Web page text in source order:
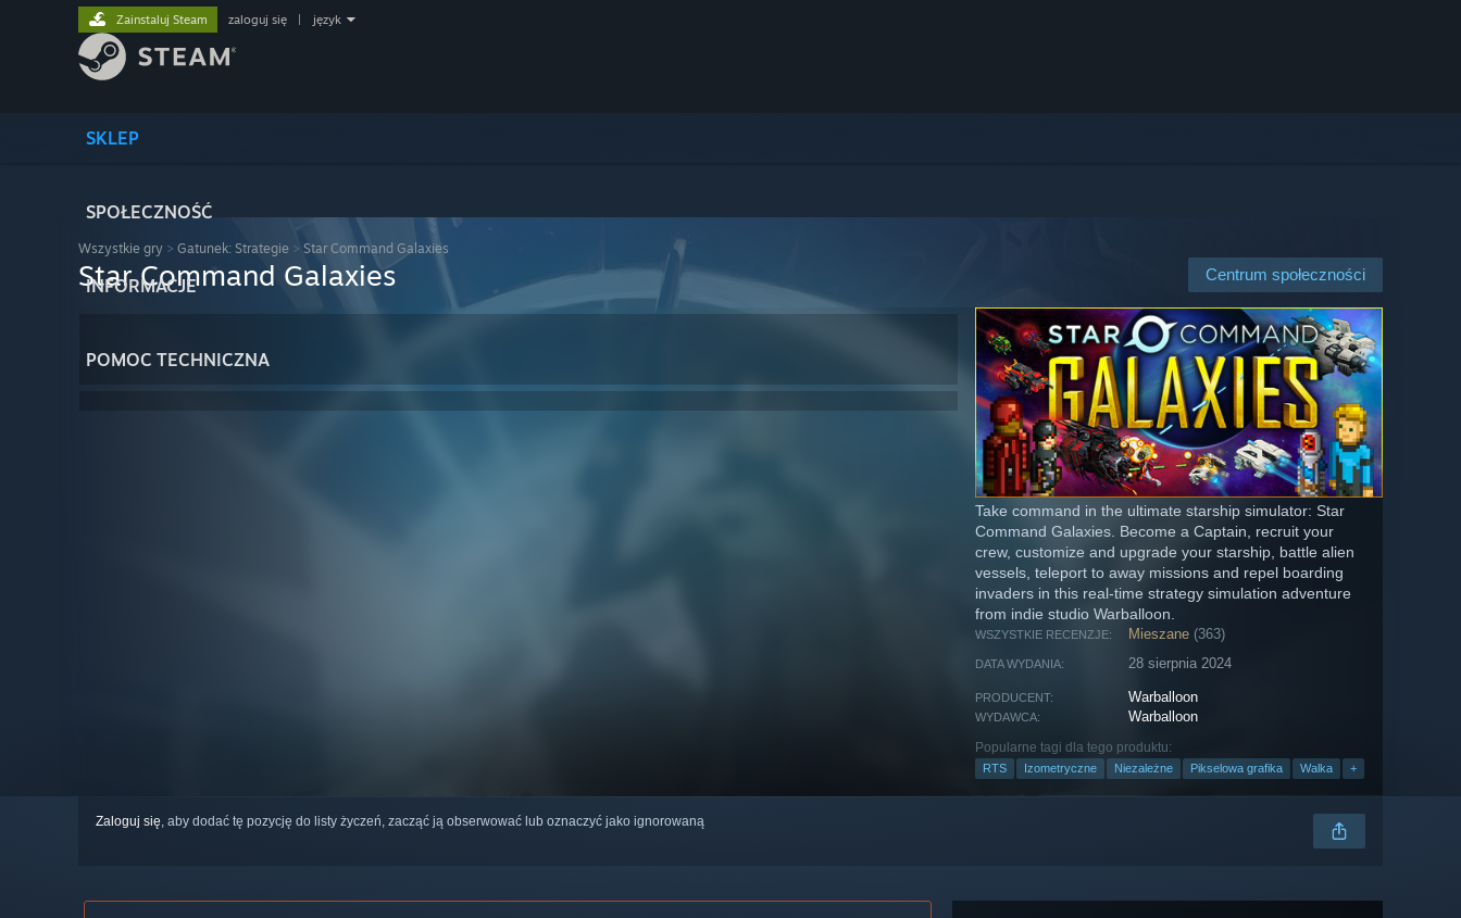
SKLEP
SPOŁECZNOŚĆ
INFORMACJE
POMOC TECHNICZNA
Zainstaluj Steam zaloguj się język
Wszystkie gry > Gatunek: Strategie > Star Command Galaxies
Centrum społeczności
Star Command Galaxies
Take command in the ultimate starship simulator: Star
Command Galaxies. Become a Captain, recruit your
crew, customize and upgrade your starship, battle alien
vessels, teleport to away missions and repel boarding
invaders in this real-time strategy simulation adventure
from indie studio Warballoon.
WSZYSTKIE RECENZJE: Mieszane (363)
DATA WYDANIA: 28 sierpnia 2024
PRODUCENT: Warballoon
WYDAWCA: Warballoon
Popularne tagi dla tego produktu:
RTS Izometryczne Niezależne Pikselowa grafika Walka +
Zaloguj się, aby dodać tę pozycję do listy życzeń, zacząć ją obserwować lub oznaczyć jako ignorowaną